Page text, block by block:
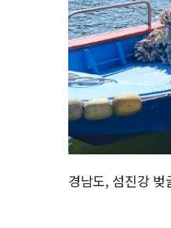
경남도, 섬진강 벚